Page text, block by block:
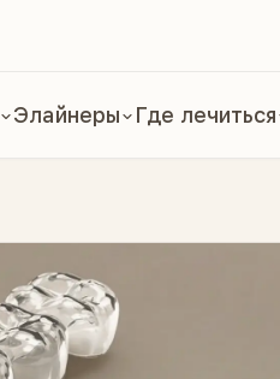
Элайнеры Где лечиться